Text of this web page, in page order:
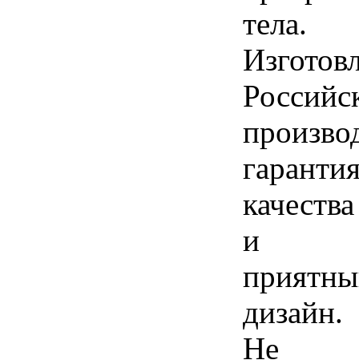
тела.
качества
и
дизайн.
Не